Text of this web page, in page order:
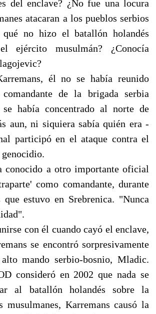
del enclave? ¿No fue una locura
atacaran a los pueblos serbios
qué no hizo el batallón holandés
ejército musulmán? ¿Conocía
él no se había reunido
de la brigada serbia
se había concentrado al norte de
aun, ni siquiera sabía quién era -
participó en el ataque contra el
conocido a otro importante oficial
como comandante, durante
que estuvo en Srebrenica. "Nunca
con él cuando cayó el enclave,
se encontró sorpresivamente
mando serbio-bosnio, Mladic.
consideró en 2002 que nada se
al batallón holandés sobre la
musulmanes, Karremans causó la